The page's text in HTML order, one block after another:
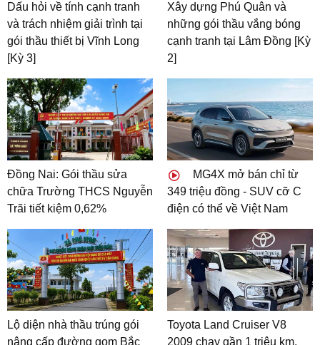
Dấu hỏi về tính cạnh tranh
và trách nhiệm giải trình tại
gói thầu thiết bị Vĩnh Long
[Kỳ 3]
Xây dựng Phú Quân và
những gói thầu vắng bóng
cạnh tranh tại Lâm Đồng [Kỳ
2]
Đồng Nai: Gói thầu sửa
chữa Trường THCS Nguyễn
Trãi tiết kiệm 0,62%
MG4X mở bán chỉ từ
349 triệu đồng - SUV cỡ C
điện có thể về Việt Nam
Lộ diện nhà thầu trúng gói
nâng cấp đường gom Bắc
Toyota Land Cruiser V8
2009 chạy gần 1 triệu km,